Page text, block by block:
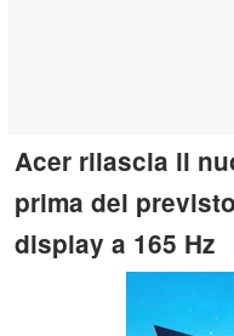
Acer rilascia il
prima del
display a 165 Hz